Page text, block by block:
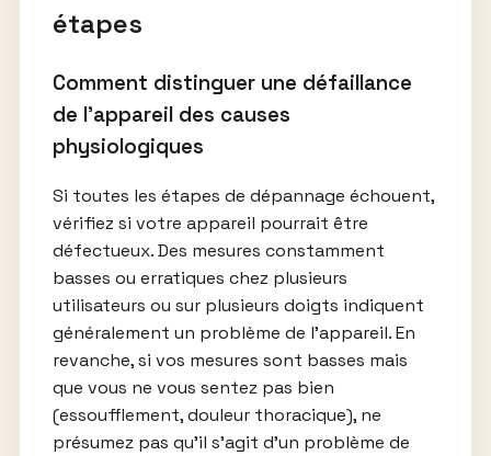
étapes
Comment distinguer une défaillance
de l’appareil des causes
physiologiques
Si toutes les étapes de dépannage échouent,
vérifiez si votre appareil pourrait être
défectueux. Des mesures constamment
basses ou erratiques chez plusieurs
utilisateurs ou sur plusieurs doigts indiquent
généralement un problème de l’appareil. En
revanche, si vos mesures sont basses mais
que vous ne vous sentez pas bien
(essoufflement, douleur thoracique), ne
présumez pas qu’il s’agit d’un problème de